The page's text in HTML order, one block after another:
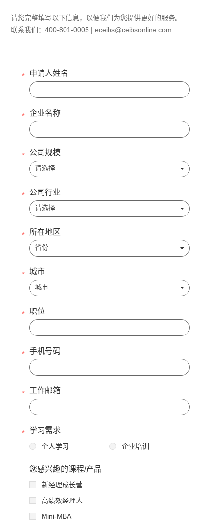
请您完整填写以下信息，以便我们为您提供更好的服务。
联系我们：400-801-0005 | eceibs@ceibsonline.com
申请人姓名
企业名称
公司规模
公司行业
所在地区
城市
职位
手机号码
工作邮箱
学习需求
个人学习 企业培训
您感兴趣的课程/产品
新经理成长营
高绩效经理人
Mini-MBA